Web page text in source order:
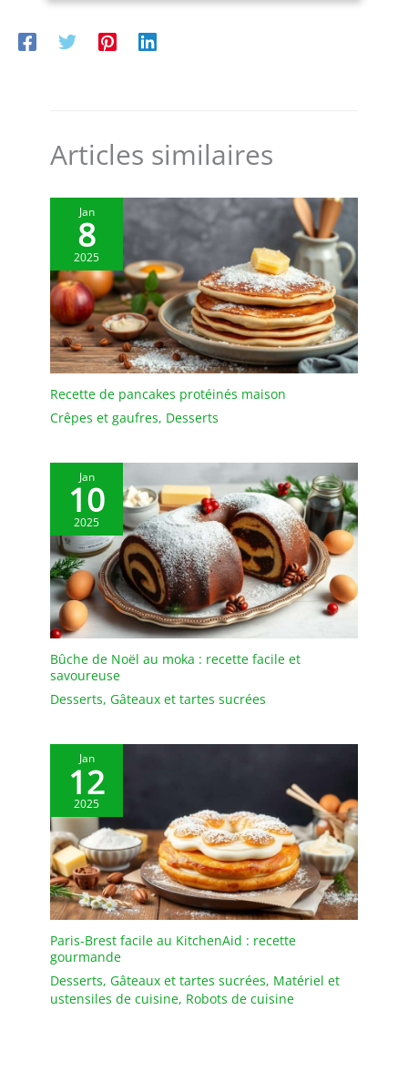
Articles similaires
Jan
8
2025
Recette de pancakes protéinés maison
Crêpes et gaufres, Desserts
Jan
10
2025
Bûche de Noël au moka : recette facile et
savoureuse
Desserts, Gâteaux et tartes sucrées
Jan
12
2025
Paris-Brest facile au KitchenAid : recette
gourmande
Desserts, Gâteaux et tartes sucrées, Matériel et
ustensiles de cuisine, Robots de cuisine